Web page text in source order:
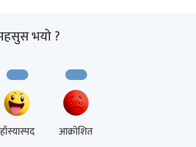
भयो ?
हाँस्यास्पद आक्रोशित